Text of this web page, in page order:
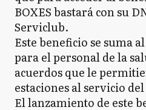
BOXES bastará con su
Serviclub.
Este beneficio se suma
para el personal de la
acuerdos que le
estaciones al servicio
El lanzamiento de este